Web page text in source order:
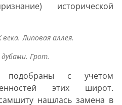
исторической
века. Липовая аллея.
Грот.
с учетом
этих широт.
нашлась замена в